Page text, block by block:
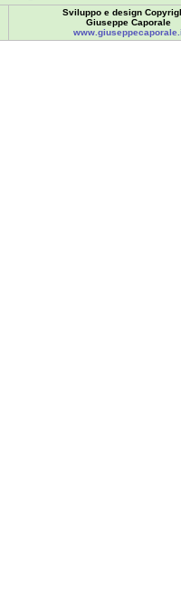
Sviluppo e design
Giuseppe Caporale